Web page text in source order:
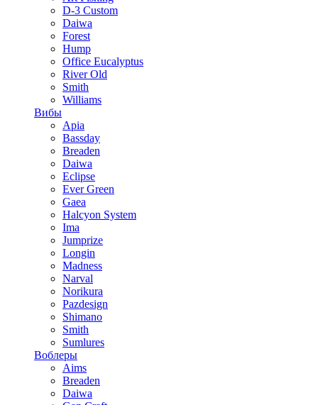
D-3 Custom
Daiwa
Forest
Hump
Office Eucalyptus
River Old
Smith
Williams
Вибы
Apia
Bassday
Breaden
Daiwa
Eclipse
Ever Green
Gaea
Halcyon System
Ima
Jumprize
Longin
Madness
Narval
Norikura
Pazdesign
Shimano
Smith
Sumlures
Воблеры
Aims
Breaden
Daiwa